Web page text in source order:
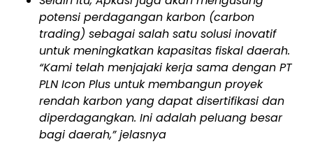
potensi perdagangan karbon (carbon
trading) sebagai salah satu solusi inovatif
untuk meningkatkan kapasitas fiskal daerah.
“Kami telah menjajaki kerja sama dengan PT
PLN Icon Plus untuk membangun proyek
rendah karbon yang dapat disertifikasi dan
diperdagangkan. Ini adalah peluang besar
bagi daerah,” jelasnya